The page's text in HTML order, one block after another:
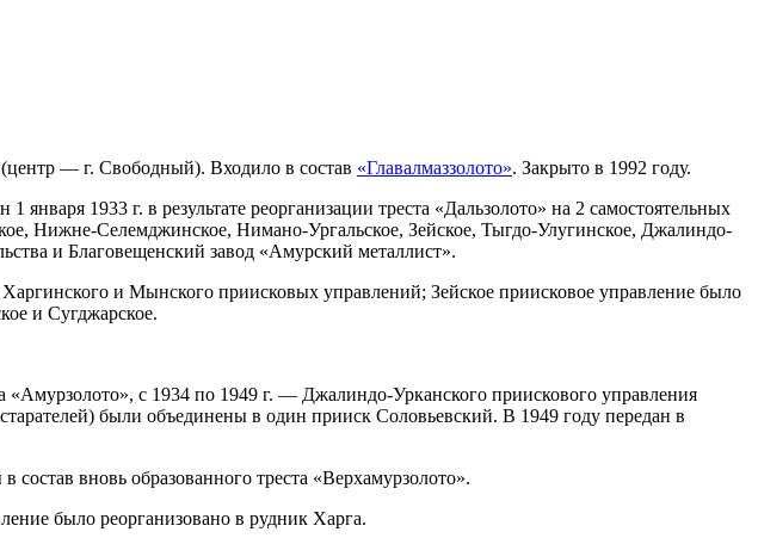
— г. Свободный). Входило в состав «Главалмаззолото». Закрыто в 1992 году.
1933 г. в результате реорганизации треста «Дальзолото» на 2 самостоятельных
Нижне-Селемджинское, Нимано-Ургальское, Зейское, Тыгдо-Улугинское, Джалиндо-
и Благовещенский завод «Амурский металлист».
и Мынского приисковых управлений; Зейское приисковое управление было
и Сугджарское.
«Амурзолото», с 1934 по 1949 г. — Джалиндо-Урканского приискового управления
были объединены в один прииск Соловьевский. В 1949 году передан в
вновь образованного треста «Верхамурзолото».
было реорганизовано в рудник Харга.